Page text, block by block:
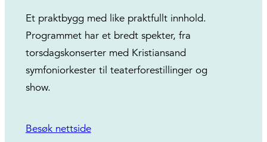
Et praktbygg med like praktfullt innhold.
Programmet har et bredt spekter, fra
torsdagskonserter med Kristiansand
symfoniorkester til teaterforestillinger og
show.
Besøk nettside